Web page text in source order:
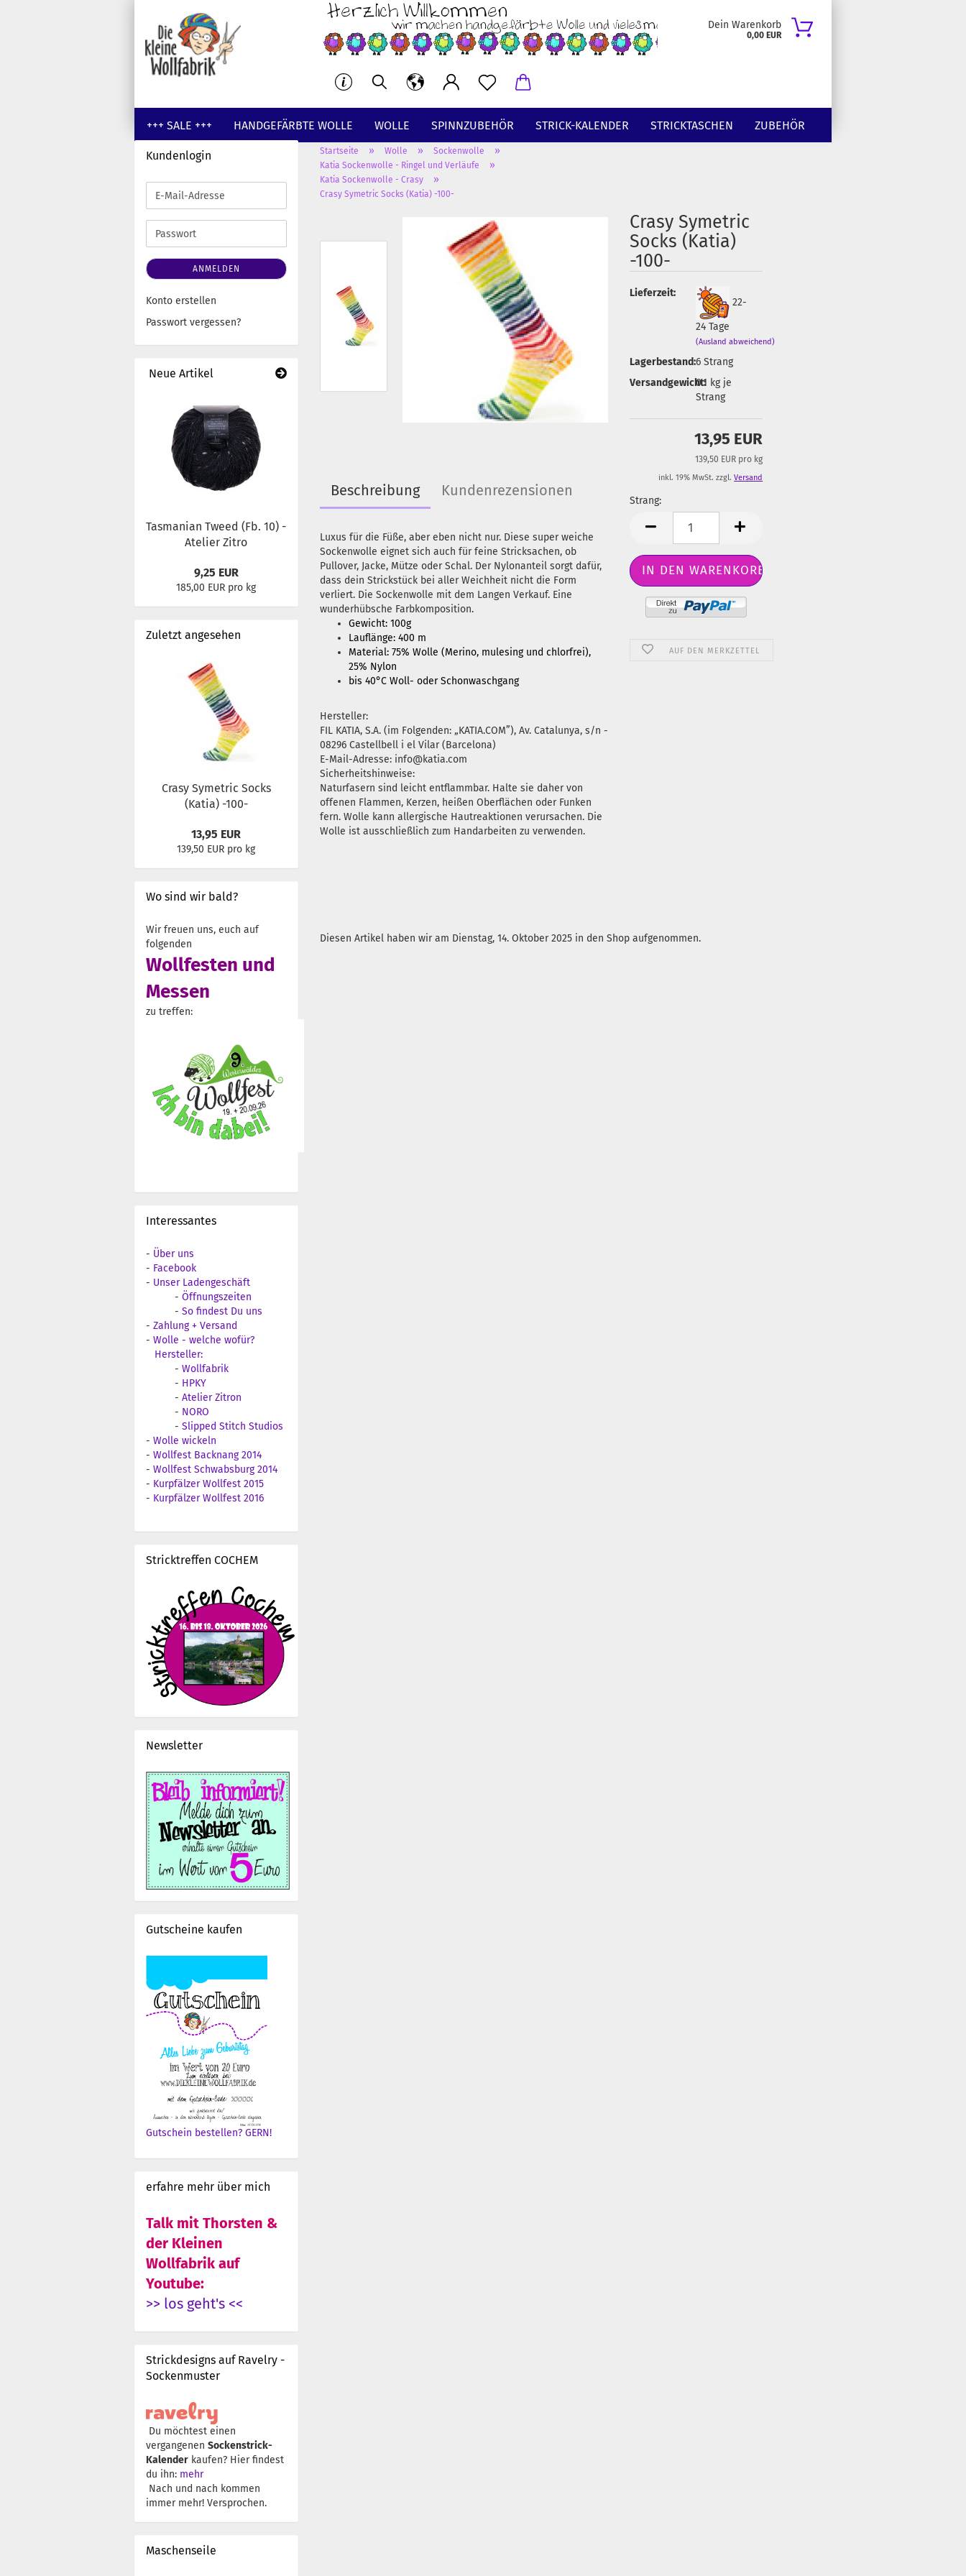
Dein Warenkorb
0,00 EUR
+++ SALE +++ HANDGEFÄRBTE WOLLE WOLLE SPINNZUBEHÖR STRICK-KALENDER STRICKTASCHEN ZUBEHÖR
GUTSCHEINE WOLLE UNGEFÄRBT
Startseite » Wolle » Sockenwolle »
Katia Sockenwolle - Ringel und Verläufe »
Katia Sockenwolle - Crasy »
Crasy Symetric Socks (Katia) -100-
Crasy Symetric
Socks (Katia)
-100-
Lieferzeit:
22-
24 Tage
(Ausland abweichend)
Lagerbestand:6 Strang
Versandgewicht:
0.1 kg je
Strang
13,95 EUR
139,50 EUR pro kg
inkl. 19% MwSt. zzgl.Versand
Strang:
Strang
AUF DEN MERKZETTEL
Beschreibung Kundenrezensionen
Luxus für die Füße, aber eben nicht nur. Diese super weiche
Sockenwolle eignet sich auch für feine Stricksachen, ob
Pullover, Jacke, Mütze oder Schal. Der Nylonanteil sorgt dafür,
dass dein Strickstück bei aller Weichheit nicht die Form
verliert. Die Sockenwolle mit dem Langen Verkauf. Eine
wunderhübsche Farbkomposition.
Gewicht: 100g
Lauflänge: 400 m
Material: 75% Wolle (Merino, mulesing und chlorfrei),
25% Nylon
bis 40°C Woll- oder Schonwaschgang
Hersteller:
FIL KATIA, S.A. (im Folgenden: „KATIA.COM”), Av. Catalunya, s/n -
08296 Castellbell i el Vilar (Barcelona)
E-Mail-Adresse: info@katia.com
Sicherheitshinweise:
Naturfasern sind leicht entflammbar. Halte sie daher von
offenen Flammen, Kerzen, heißen Oberflächen oder Funken
fern. Wolle kann allergische Hautreaktionen verursachen. Die
Wolle ist ausschließlich zum Handarbeiten zu verwenden.
Diesen Artikel haben wir am Dienstag, 14. Oktober 2025 in den Shop aufgenommen.
Kundenlogin
E-
Mail-
Adresse
Passwort
ANMELDEN
Konto erstellen
Passwort vergessen?
Neue Artikel
Tasmanian Tweed (Fb. 10) -
Atelier Zitro
9,25 EUR
185,00 EUR pro kg
Zuletzt angesehen
Crasy Symetric Socks
(Katia) -100-
13,95 EUR
139,50 EUR pro kg
Wo sind wir bald?
Wir freuen uns, euch auf
folgenden
Wollfesten und
Messen
zu treffen:
Interessantes
- Über uns
- Facebook
- Unser Ladengeschäft
- Öffnungszeiten
- So findest Du uns
- Zahlung + Versand
- Wolle - welche wofür?
Hersteller:
- Wollfabrik
- HPKY
- Atelier Zitron
- NORO
- Slipped Stitch Studios
- Wolle wickeln
- Wollfest Backnang 2014
- Wollfest Schwabsburg 2014
- Kurpfälzer Wollfest 2015
- Kurpfälzer Wollfest 2016
Stricktreffen COCHEM
Newsletter
Gutscheine kaufen
Gutschein bestellen? GERN!
erfahre mehr über mich
Talk mit Thorsten &
der Kleinen
Wollfabrik auf
Youtube:
>> los geht's <<
Strickdesigns auf Ravelry -
Sockenmuster
Du möchtest einen
vergangenen Sockenstrick-
Kalender kaufen? Hier findest
du ihn: mehr
Nach und nach kommen
immer mehr! Versprochen.
Maschenseile